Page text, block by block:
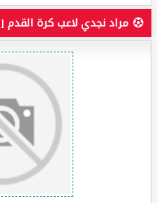
مراد نجدي لاعب كرة القدم [ MOURAD NAJDI ]